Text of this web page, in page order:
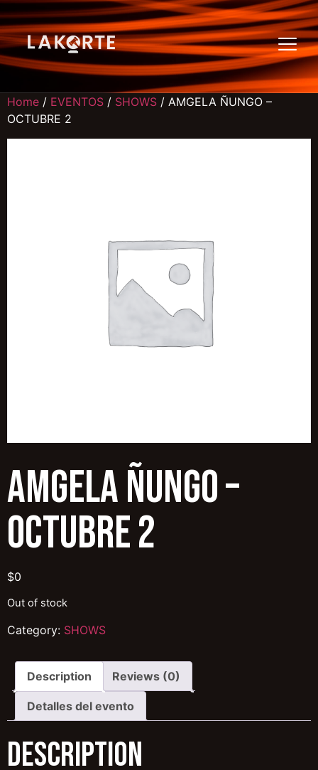
Home / EVENTOS / SHOWS / AMGELA ÑUNGO –
OCTUBRE 2
AMGELA ÑUNGO –
OCTUBRE 2
$0
Out of stock
Category: SHOWS
Description Reviews (0)
Detalles del evento
Description